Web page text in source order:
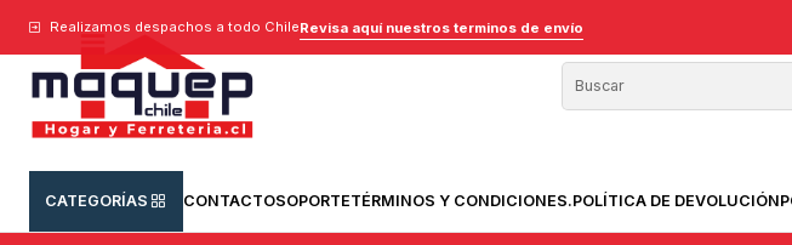
CATEGORÍAS CONTACTOSOPORTETÉRMINOS Y CONDICIONES.POLÍTICA DE DEVOLUCIÓN
Realizamos despachos a todo ChileRevisa aquí nuestros terminos de envío